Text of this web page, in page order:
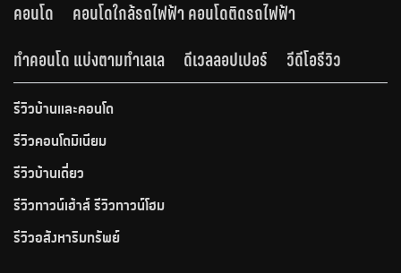
คอนโด
คอนโดใกล้รถไฟฟ้า คอนโดติดรถไฟฟ้า
ทำคอนโด แบ่งตามทำเลเล
ดีเวลลอปเปอร์ วีดีโอรีวิว
รีวิวบ้านและคอนโด
รีวิวคอนโดมิเนียม
รีวิวบ้านเดี่ยว
รีวิวทาวน์เฮ้าส์ รีวิวทาวน์โฮม
รีวิวอสังหาริมทรัพย์